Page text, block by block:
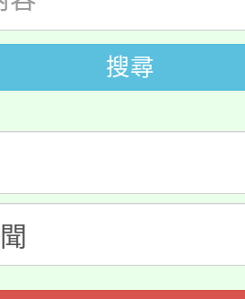
游泳池舉行。
收入戶享有免
惠，中低收入戶
，詳情可洽有
造教育及科技
習活教案入校路
農教育專業人
搜尋